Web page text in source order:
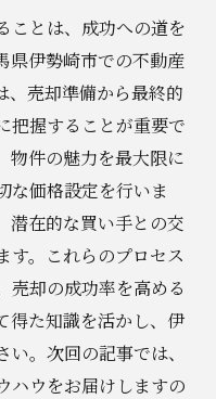
ことは、成功への道を
県伊勢崎市での不動産
、売却準備から最終的
把握することが重要で
物件の魅力を最大限に
な価格設定を行いま
潜在的な買い手との交
す。これらのプロセス
売却の成功率を高める
得た知識を活かし、伊
。次回の記事では、
ハウをお届けしますの